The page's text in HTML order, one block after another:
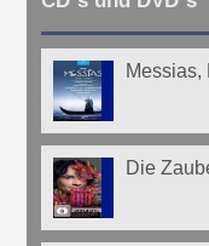
Messias,
Die